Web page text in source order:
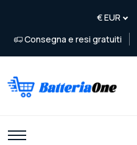
Consegna e resi gratuiti